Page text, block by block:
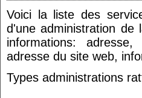
Voici la liste des
d'une administration de
informations:
adresse du site web,
Types administrations